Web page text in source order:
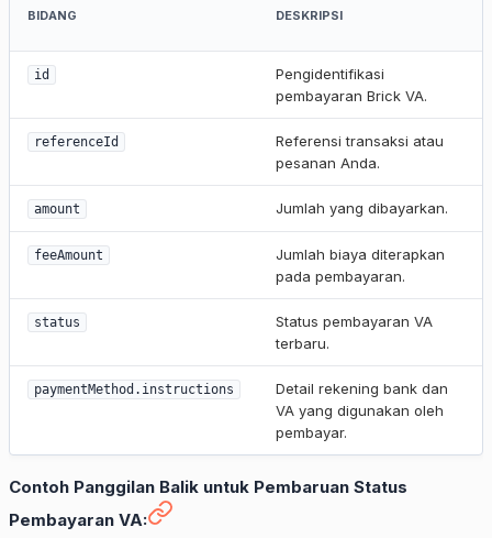
BIDANG DESKRIPSI
id
Pengidentifikasi
pembayaran Brick VA.
referenceId
Referensi transaksi atau
pesanan Anda.
amount Jumlah yang dibayarkan.
feeAmount
Jumlah biaya diterapkan
pada pembayaran.
status
Status pembayaran VA
terbaru.
paymentMethod.instructions
Detail rekening bank dan
VA yang digunakan oleh
pembayar.
Contoh Panggilan Balik untuk Pembaruan Status
Pembayaran VA: